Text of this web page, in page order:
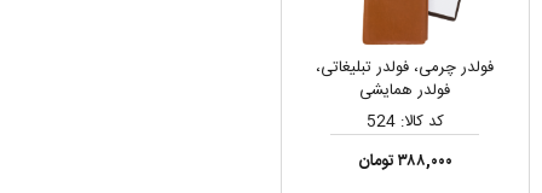
فولدر چرمی، فولدر تبلیغاتی،
فولدر همایشی
کد کالا: 524
۳۸۸,۰۰۰ تومان